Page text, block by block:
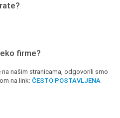
firme?
našim stranicama, odgovorili smo
na link: ČESTO POSTAVLJENA